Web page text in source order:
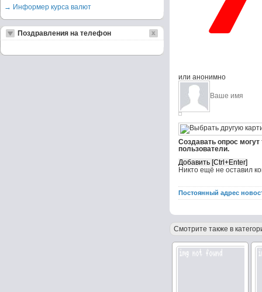
или анонимно
Создавать опрос
пользователи.
Никто ещё не оставил
Постоянный адрес
Смотрите также в
→ Информер курса валют
Поздравления на телефон